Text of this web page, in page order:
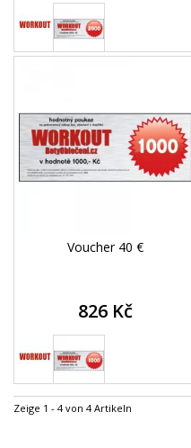
Voucher 40 €
826 Kč
Zeige 1 - 4 von 4 Artikeln